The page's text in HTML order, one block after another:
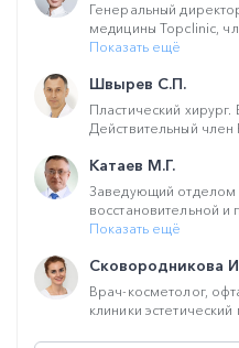
Генеральный
медицины Topclinic,
Показать ещё
Швырев С.П.
Пластический
Действительный член
Катаев М.Г.
Заведующий отделом
восстановительной и
Показать ещё
Сковородникова
Врач-косметолог,
клиники